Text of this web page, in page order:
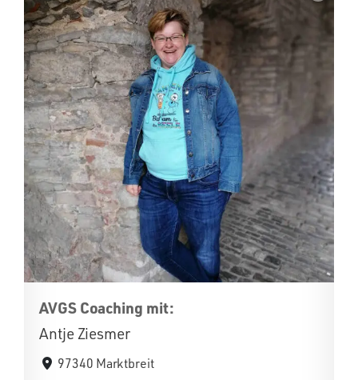
AVGS Coaching mit:
Antje Ziesmer
97340 Marktbreit